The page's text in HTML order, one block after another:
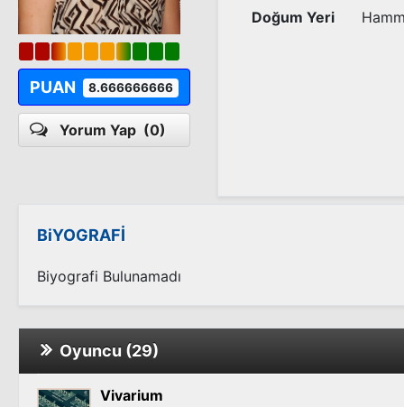
PUAN 8.666666666
Yorum Yap (0)
Doğum Yeri
BiYOGRAFİ
Biyografi Bulunamadı
Oyuncu (29)
Vivarium